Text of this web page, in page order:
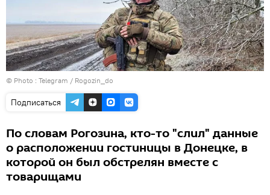
© Photo : Telegram / Rogozin_do
Подписаться
По словам Рогозина, кто-то "слил" данные
о расположении гостиницы в Донецке, в
которой он был обстрелян вместе с
товарищами